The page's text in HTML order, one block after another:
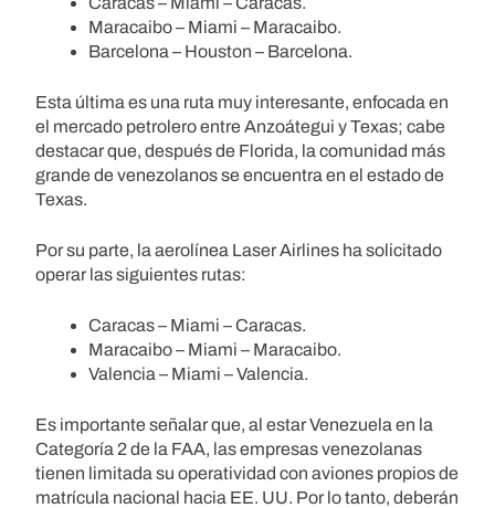
Maracaibo – Miami – Maracaibo.
Barcelona – Houston – Barcelona.
Esta última es una ruta muy interesante, enfocada en
el mercado petrolero entre Anzoátegui y Texas; cabe
destacar que, después de Florida, la comunidad más
grande de venezolanos se encuentra en el estado de
Texas.
Por su parte, la aerolínea Laser Airlines ha solicitado
operar las siguientes rutas:
Caracas – Miami – Caracas.
Maracaibo – Miami – Maracaibo.
Valencia – Miami – Valencia.
Es importante señalar que, al estar Venezuela en la
Categoría 2 de la FAA, las empresas venezolanas
tienen limitada su operatividad con aviones propios de
matrícula nacional hacia EE. UU. Por lo tanto, deberán